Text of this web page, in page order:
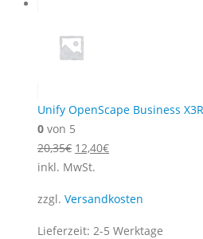
Unify OpenScape Business
0 von 5
20,35€ Ursprünglicher
Preis
20,35€
12,40€Aktueller
12,40€.
inkl. MwSt.
zzgl. Versandkosten
Lieferzeit: 2-5 Werktage